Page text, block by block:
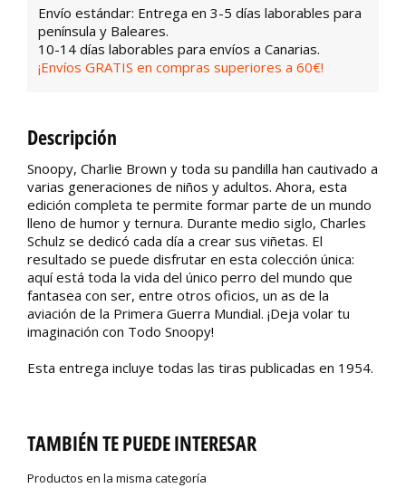
Envío estándar: Entrega en 3-5 días laborables para
península y Baleares.
10-14 días laborables para envíos a Canarias.
¡Envíos GRATIS en compras superiores a 60€!
Descripción
Snoopy, Charlie Brown y toda su pandilla han cautivado a
varias generaciones de niños y adultos. Ahora, esta
edición completa te permite formar parte de un mundo
lleno de humor y ternura. Durante medio siglo, Charles
Schulz se dedicó cada día a crear sus viñetas. El
resultado se puede disfrutar en esta colección única:
aquí está toda la vida del único perro del mundo que
fantasea con ser, entre otros oficios, un as de la
aviación de la Primera Guerra Mundial. ¡Deja volar tu
imaginación con Todo Snoopy!
Esta entrega incluye todas las tiras publicadas en 1954.
TAMBIÉN TE PUEDE INTERESAR
Productos en la misma categoría